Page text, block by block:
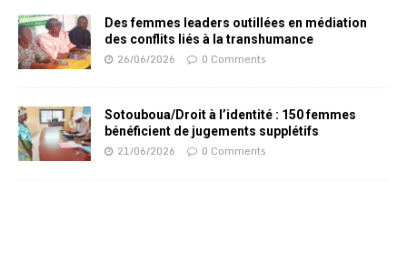
Des femmes leaders outillées en médiation
des conflits liés à la transhumance
26/06/2026 0 Comments
Sotouboua/Droit à l’identité : 150 femmes
bénéficient de jugements supplétifs
21/06/2026 0 Comments